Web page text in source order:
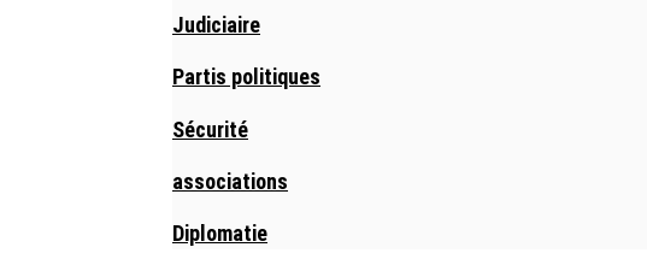
Judiciaire
Partis politiques
Sécurité
associations
Diplomatie